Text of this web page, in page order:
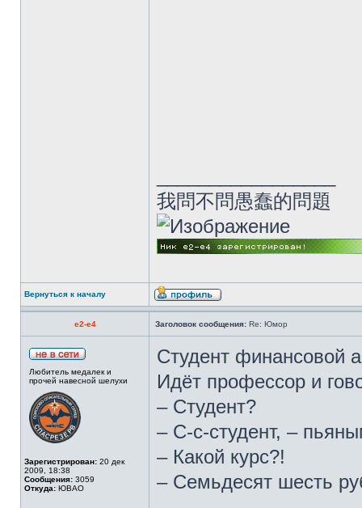
我問不問愚蠢的問題
Вернуться к началу
e2-e4 Заголовок сообщения: Re: Юмор
Любитель медалек и
прочей навесной шелухи
Зарегистрирован: 20 дек
2009, 18:38
Сообщения: 3059
Откуда: ЮВАО
Студент финансовой
Идёт профессор и
– Студент?
– С-с-студент, –
– Какой курс?!
– Семьдесят шесть